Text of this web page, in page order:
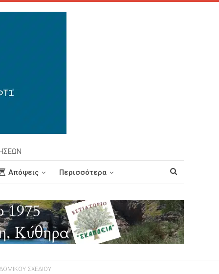
Απόψεις Περισσότερα
ΣΧΕΔΙΟΥ